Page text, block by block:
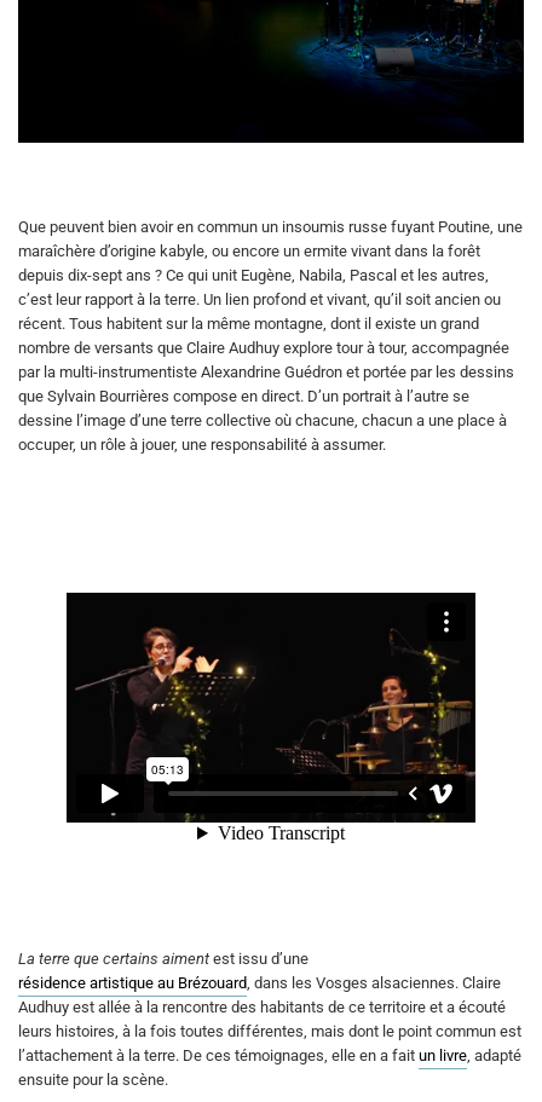
Que peuvent bien avoir en commun un insoumis russe fuyant Poutine, une
maraîchère d’origine kabyle, ou encore un ermite vivant dans la forêt
depuis dix-sept ans ? Ce qui unit Eugène, Nabila, Pascal et les autres,
c’est leur rapport à la terre. Un lien profond et vivant, qu’il soit ancien ou
récent. Tous habitent sur la même montagne, dont il existe un grand
nombre de versants que Claire Audhuy explore tour à tour, accompagnée
par la multi-instrumentiste Alexandrine Guédron et portée par les dessins
que Sylvain Bourrières compose en direct. D’un portrait à l’autre se
dessine l’image d’une terre collective où chacune, chacun a une place à
occuper, un rôle à jouer, une responsabilité à assumer.
La terre que certains aiment est issu d’une
résidence artistique au Brézouard , dans les Vosges alsaciennes. Claire
Audhuy est allée à la rencontre des habitants de ce territoire et a écouté
leurs histoires, à la fois toutes différentes, mais dont le point commun est
l’attachement à la terre. De ces témoignages, elle en a fait un livre , adapté
ensuite pour la scène.